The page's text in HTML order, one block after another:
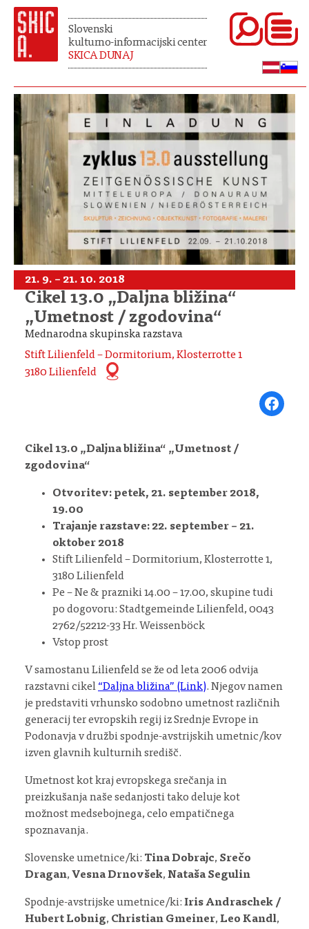
Slovenski
kulturno-informacijski center
SKICA DUNAJ
21. 9. – 21. 10. 2018
Cikel 13.0 „Daljna bližina“
„Umetnost / zgodovina“
Mednarodna skupinska razstava
Stift Lilienfeld – Dormitorium, Klosterrotte 1
3180 Lilienfeld
Share on
Cikel 13.0 „Daljna bližina“ „Umetnost /
zgodovina“
Otvoritev: petek, 21. september 2018,
19.00
Trajanje razstave: 22. september – 21.
oktober 2018
Stift Lilienfeld – Dormitorium, Klosterrotte 1,
3180 Lilienfeld
Pe – Ne & prazniki 14.00 – 17.00, skupine tudi
po dogovoru: Stadtgemeinde Lilienfeld, 0043
2762/52212-33 Hr. Weissenböck
Vstop prost
V samostanu Lilienfeld se že od leta 2006 odvija
razstavni cikel “Daljna bližina” (Link). Njegov namen
je predstaviti vrhunsko sodobno umetnost različnih
generacij ter evropskih regij iz Srednje Evrope in
Podonavja v družbi spodnje-avstrijskih umetnic/kov
izven glavnih kulturnih središč.
Umetnost kot kraj evropskega srečanja in
preizkušanja naše sedanjosti tako deluje kot
možnost medsebojnega, celo empatičnega
spoznavanja.
Slovenske umetnice/ki: Tina Dobrajc, Srečo
Dragan,Vesna Drnovšek,Nataša Segulin
Spodnje-avstrijske umetnice/ki: Iris Andraschek /
Hubert Lobnig, Christian Gmeiner,Leo Kandl,